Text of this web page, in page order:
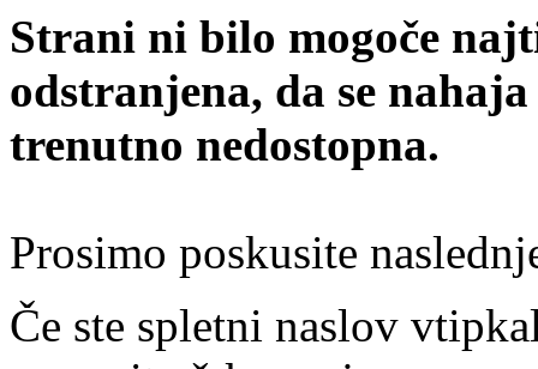
Strani ni bilo mogoče
odstranjena, da se
trenutno nedostopna.
Prosimo poskusite
Če ste spletni naslov